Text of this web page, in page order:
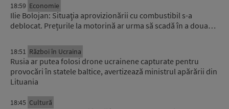
18:59 Economie
Ilie Bolojan: Situaţia aprovizionării cu combustibil s-a
deblocat. Prețurile la motorină ar urma să scadă în a doua…
18:51 Război în Ucraina
Rusia ar putea folosi drone ucrainene capturate pentru
provocări în statele baltice, avertizează ministrul apărării din
Lituania
18:45 Cultură